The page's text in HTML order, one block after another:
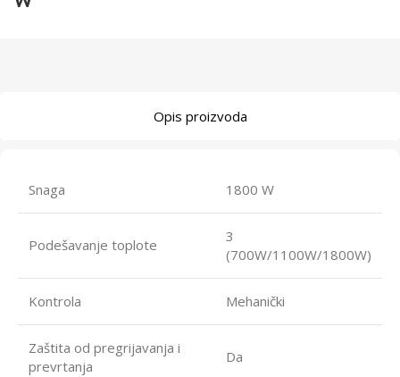
Opis proizvoda
Snaga 1800 W
Podešavanje toplote
3
(700W/1100W/1800W)
Kontrola Mehanički
Zaštita od pregrijavanja i
prevrtanja
Da